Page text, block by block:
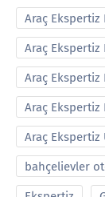
Araç Ekspertiz
Araç Ekspertiz
Araç Ekspertiz
Araç Ekspertiz
Araç Ekspertiz
bahçelievler